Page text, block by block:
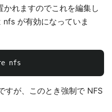
れますのでこれを編集し
が有効になっていま
すが、このとき強制で NFS